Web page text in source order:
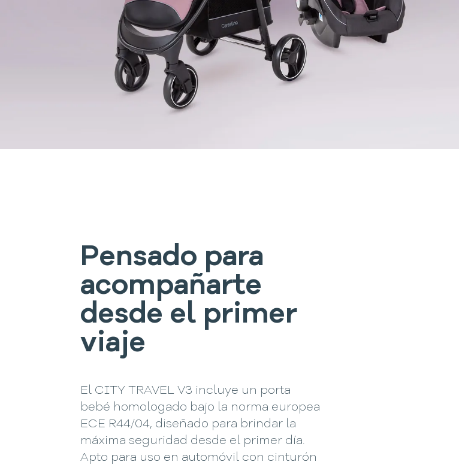
Pensado para
acompañarte
desde el primer
viaje
El CITY TRAVEL V3 incluye un porta
bebé homologado bajo la norma europea
ECE R44/04, diseñado para brindar la
máxima seguridad desde el primer día.
Apto para uso en automóvil con cinturón